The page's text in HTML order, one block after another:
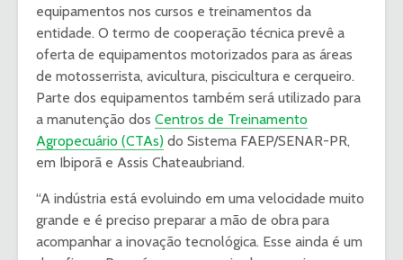
equipamentos nos cursos e treinamentos da
entidade. O termo de cooperação técnica prevê a
oferta de equipamentos motorizados para as áreas
de motosserrista, avicultura, piscicultura e cerqueiro.
Parte dos equipamentos também será utilizado para
a manutenção dos Centros de Treinamento
Agropecuário (CTAs) do Sistema FAEP/SENAR-PR,
em Ibiporã e Assis Chateaubriand.
“A indústria está evoluindo em uma velocidade muito
grande e é preciso preparar a mão de obra para
acompanhar a inovação tecnológica. Esse ainda é um